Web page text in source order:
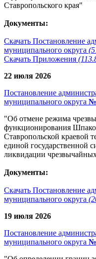
Ставропольского края"
Документы:
Скачать Постановление
муниципального округа
Скачать Приложения
22 июля 2026
Постановление
муниципального округа
"Об отмене режима
функционирования
Ставропольской краевой
единой государственной
ликвидации
Документы:
Скачать Постановление
муниципального округа
19 июля 2026
Постановление
муниципального округа